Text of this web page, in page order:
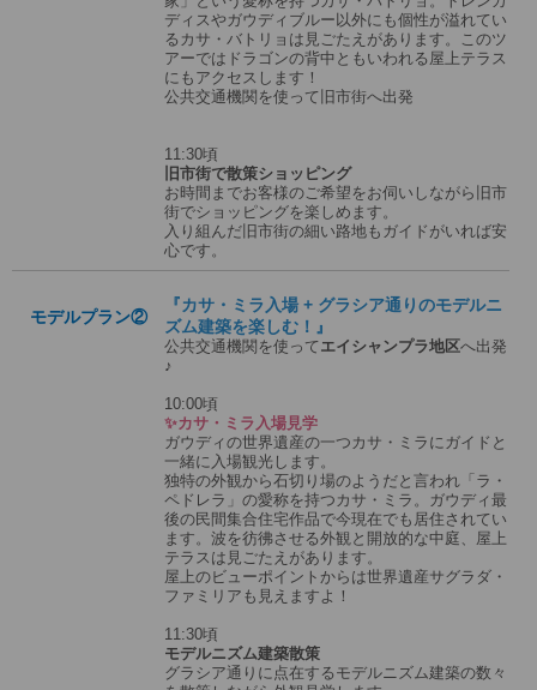
ディスやガウディブルー以外にも個性が溢れてい
るカサ・バトリョは見ごたえがあります。このツ
アーではドラゴンの背中ともいわれる屋上テラス
にもアクセスします！
公共交通機関を使って旧市街へ出発
11:30頃
旧市街で散策ショッピング
お時間までお客様のご希望をお伺いしながら旧市
街でショッピングを楽しめます。
入り組んだ旧市街の細い路地もガイドがいれば安
心です。
モデルプラン②
『カサ・ミラ入場 + グラシア通りのモデルニ
ズム建築を楽しむ！』
公共交通機関を使ってエイシャンプラ地区へ出発
♪
10:00頃
✨カサ・ミラ入場見学
ガウディの世界遺産の一つカサ・ミラにガイドと
一緒に入場観光します。
独特の外観から石切り場のようだと言われ「ラ・
ペドレラ」の愛称を持つカサ・ミラ。ガウディ最
後の民間集合住宅作品で今現在でも居住されてい
ます。波を彷彿させる外観と開放的な中庭、屋上
テラスは見ごたえがあります。
屋上のビューポイントからは世界遺産サグラダ・
ファミリアも見えますよ！
11:30頃
モデルニズム建築散策
グラシア通りに点在するモデルニズム建築の数々